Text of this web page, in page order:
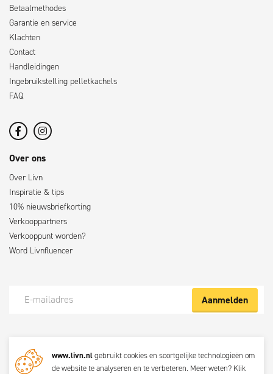
Betaalmethodes
Garantie en service
Klachten
Contact
Handleidingen
Ingebruikstelling pelletkachels
FAQ
Over ons
Over Livn
Inspiratie & tips
10% nieuwsbriefkorting
Verkooppartners
Verkooppunt worden?
Word Livnfluencer
Aanmelden
De beste klustips en aanbiedingen maandelijks in jouw mailbox? Schrijf
www.livn.nlgebruikt cookies en soortgelijke technologieën om
de website te analyseren en te verbeteren. Meer weten? Klik